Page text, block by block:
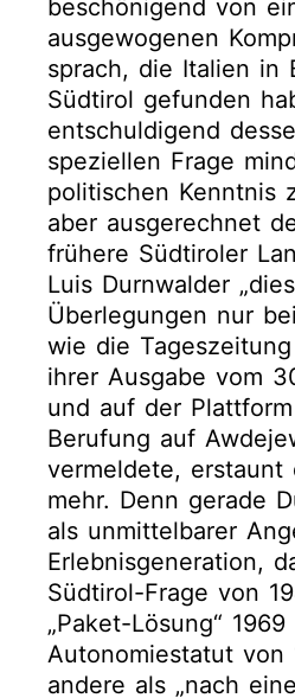
beschönigend von
ausgewogenen
sprach, die Italien in
Südtirol gefunden
entschuldigend
speziellen Frage
politischen Kenntnis
aber ausgerechnet
frühere Südtiroler
Luis Durnwalder
Überlegungen nur
wie die Tageszeitung
ihrer Ausgabe vom
und auf der
Berufung auf
vermeldete, erstaunt
mehr. Denn gerade
als unmittelbarer
Erlebnisgeneration,
Südtirol-Frage von
„Paket-Lösung“
Autonomiestatut von
andere als „nach